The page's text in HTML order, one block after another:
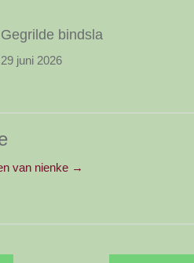
Gegrilde bindsla
29 juni 2026
van nienke →